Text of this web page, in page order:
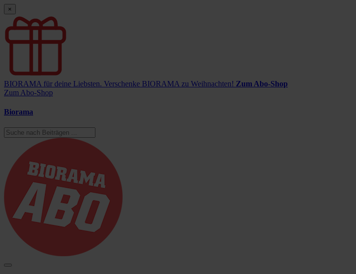
×
BIORAMA für deine Liebsten. Verschenke BIORAMA zu Weihnachten! Zum Abo-Shop
Zum Abo-Shop
Biorama